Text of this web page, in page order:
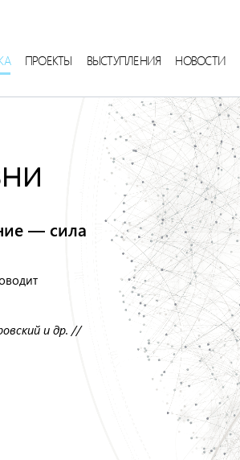
ПРОЕКТЫ ВЫСТУПЛЕНИЯ НОВОСТИ
— сила
и др. //